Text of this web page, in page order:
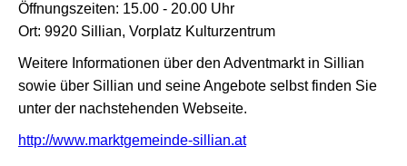
Öffnungszeiten: 15.00 - 20.00 Uhr
Ort: 9920 Sillian, Vorplatz Kulturzentrum
Weitere Informationen über den Adventmarkt in Sillian
sowie über Sillian und seine Angebote selbst finden Sie
unter der nachstehenden Webseite.
http://www.marktgemeinde-sillian.at